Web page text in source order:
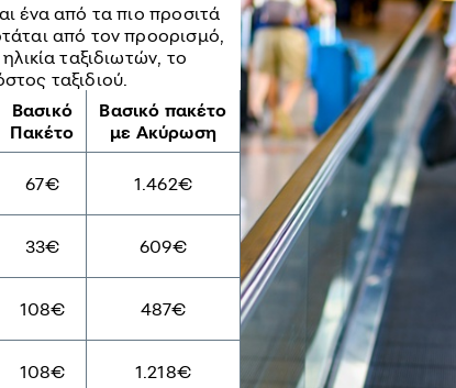
ένα από τα πιο προσιτά
από τον προορισμό,
ταξιδιωτών, το
ταξιδιού.
Βασικό
Πακέτο
Βασικό πακέτο
με Ακύρωση
67€ 1.462€
33€ 609€
108€ 487€
108€ 1.218€